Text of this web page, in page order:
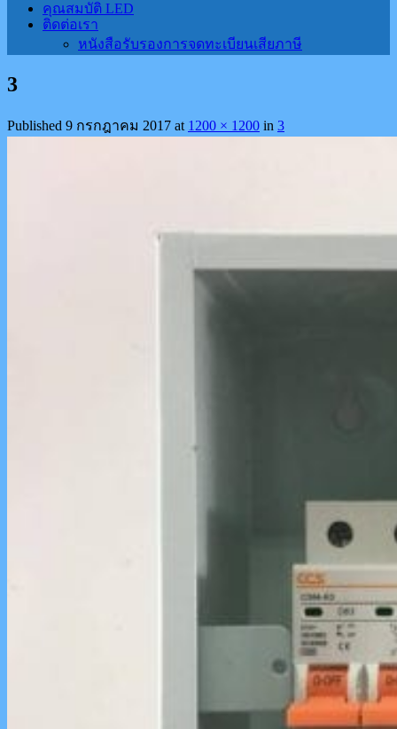
คุณสมบัติ LED
ติดต่อเรา
หนังสือรับรองการจดทะเบียนเสียภาษี
3
Published 9 กรกฎาคม 2017 at 1200 × 1200 in 3